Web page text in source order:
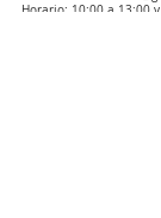
Horario: 10:00 a 13:00